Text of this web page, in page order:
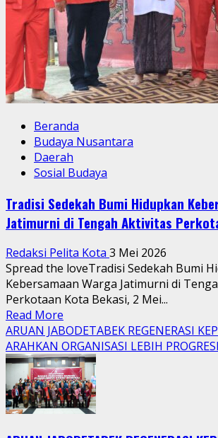
Beranda
Budaya Nusantara
Daerah
Sosial Budaya
Tradisi Sedekah Bumi Hidupkan
Jatimurni di Tengah Aktivitas
Redaksi Pelita Kota 3 Mei 2026
Spread the loveTradisi Sedekah Bumi
Kebersamaan Warga Jatimurni di
Perkotaan Kota Bekasi, 2 Mei...
Read More
more
about
Tradisi
Sedekah
Bumi
Hidupkan
ARUAN JABODETABEK REGENERASI
ARAHKAN ORGANISASI LEBIH